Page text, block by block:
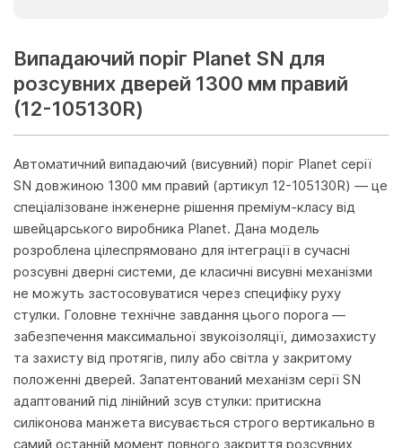
Випадаючий поріг Planet SN для
розсувних дверей 1300 мм правий
(12-105130R)
Автоматичний випадаючий (висувний) поріг Planet серії
SN довжиною 1300 мм правий (артикул 12-105130R) — це
спеціалізоване інженерне рішення преміум-класу від
швейцарського виробника Planet. Дана модель
розроблена цілеспрямовано для інтеграції в сучасні
розсувні дверні системи, де класичні висувні механізми
не можуть застосовуватися через специфіку руху
стулки. Головне технічне завдання цього порога —
забезпечення максимальної звукоізоляції, димозахисту
та захисту від протягів, пилу або світла у закритому
положенні дверей. Запатентований механізм серії SN
адаптований під лінійний зсув стулки: притискна
силіконова манжета висувається строго вертикально в
самий останній момент повного закриття розсувних